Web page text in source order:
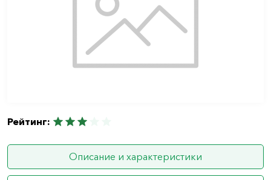
Рейтинг:
Описание и характеристики